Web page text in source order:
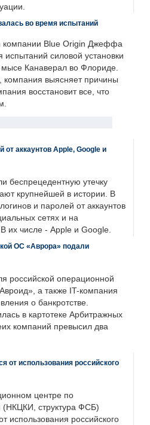
во время испытаний
компании Blue Origin Джеффа
испытаний силовой установки
мысе Канаверал во Флориде.
выясняет причины
восстановит все, что
от аккаунтов Apple, Google и
беспрецедентную утечку
крупнейшей в истории. В
и паролей от аккаунтов
сетях и на
их числе - Apple и Google.
ОС «Аврора» подали
российской операционной
а также IT-компания
о банкротстве.
в картотеке Арбитражных
компаний превысил два
от использования российского
центре по
структура ФСБ)
использования российского